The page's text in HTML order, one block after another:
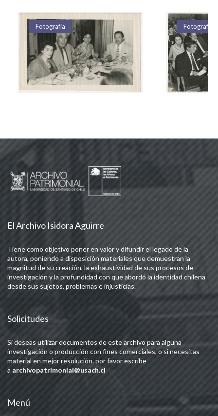
Fotografía
Fotografía
Fotografía
Fotografía Fotografía
Fotografía
Fotografía
Fotografía
Fotografía
Fotografía
El Archivo Isidora Aguirre
Tiene como objetivo poner en valor y difundir el legado de la
autora, poniendo a disposición materiales que demuestran la
magnitud de su creación, la exhaustividad de sus procesos de
investigación y la profundidad con que abordó la identidad chilena
desde sus sujetos, problemas e injusticias.
Solicitudes
Si deseas utilizar documentos de este archivo para alguna
investigación o producción con fines comerciales, o si necesitas
material en mejor resolución, por favor escribe
a archivopatrimonial@usach.cl
Menú